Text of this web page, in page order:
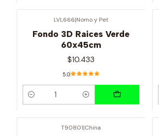
LVL666|Nomo y Pet
Fondo 3D Raices Verde
60x45cm
$10.433
5.0
Cantidad
T90801|China